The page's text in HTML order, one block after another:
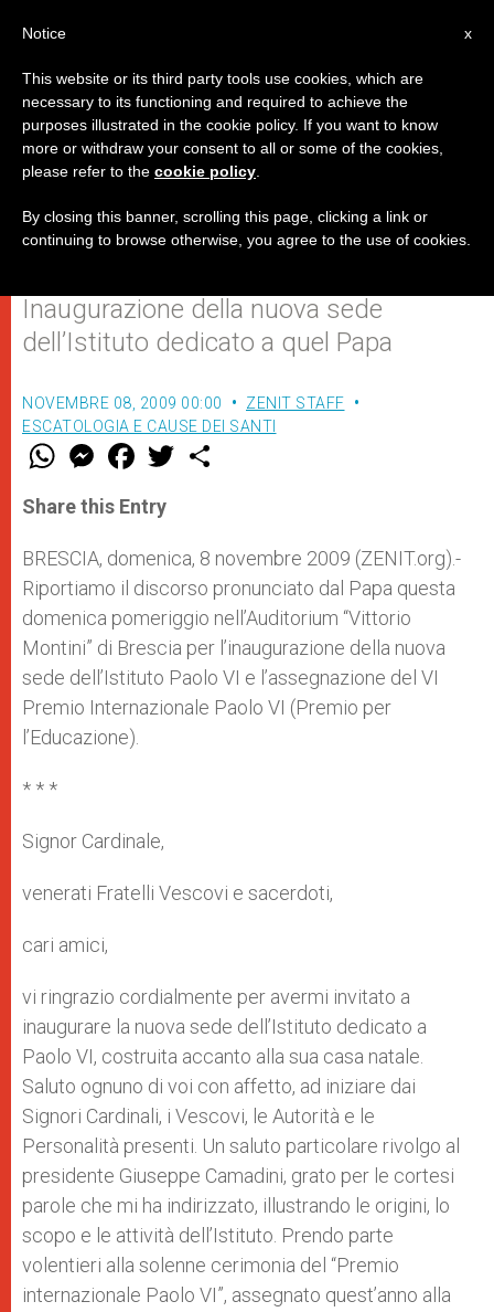
Benedetto XVI: la risposta di
Paolo VI all'"emergenza
educativa"
Inaugurazione della nuova sede
dell’Istituto dedicato a quel Papa
NOVEMBRE 08, 2009 00:00
ZENIT STAFF
ESCATOLOGIA E CAUSE DEI SANTI
W
t
s
p
p
M
e
s
e
g
e
r
F
a
e
b
o
k
w
r
Share this Entry
BRESCIA, domenica, 8 novembre 2009 (ZENIT.org).-
Riportiamo il discorso pronunciato dal Papa questa
domenica pomeriggio nell’Auditorium “Vittorio
Montini” di Brescia per l’inaugurazione della nuova
sede dell’Istituto Paolo VI e l’assegnazione del VI
Premio Internazionale Paolo VI (Premio per
l’Educazione).
* * *
Signor Cardinale,
venerati Fratelli Vescovi e sacerdoti,
cari amici,
vi ringrazio cordialmente per avermi invitato a
inaugurare la nuova sede dell’Istituto dedicato a
Paolo VI, costruita accanto alla sua casa natale.
Saluto ognuno di voi con affetto, ad iniziare dai
Signori Cardinali, i Vescovi, le Autorità e le
Personalità presenti. Un saluto particolare rivolgo al
presidente Giuseppe Camadini, grato per le cortesi
parole che mi ha indirizzato, illustrando le origini, lo
scopo e le attività dell’Istituto. Prendo parte
volentieri alla solenne cerimonia del “Premio
internazionale Paolo VI”, assegnato quest’anno alla
x
Notice
This website or its third party tools use cookies, which are
necessary to its functioning and required to achieve the
purposes illustrated in the cookie policy. If you want to know
more or withdraw your consent to all or some of the cookies,
please refer to the cookie policy
By closing this banner, scrolling this page, clicking a link or
continuing to browse otherwise, you agree to the use of cookies.